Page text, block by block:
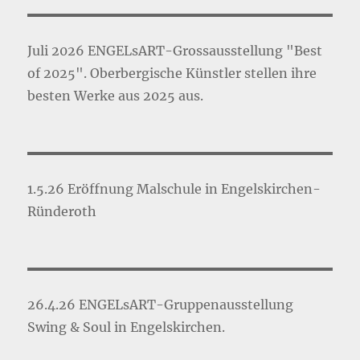
Juli 2026 ENGELsART-Grossausstellung "Best
of 2025". Oberbergische Künstler stellen ihre
besten Werke aus 2025 aus.
1.5.26 Eröffnung Malschule in Engelskirchen-
Ründeroth
26.4.26 ENGELsART-Gruppenausstellung
Swing & Soul in Engelskirchen.